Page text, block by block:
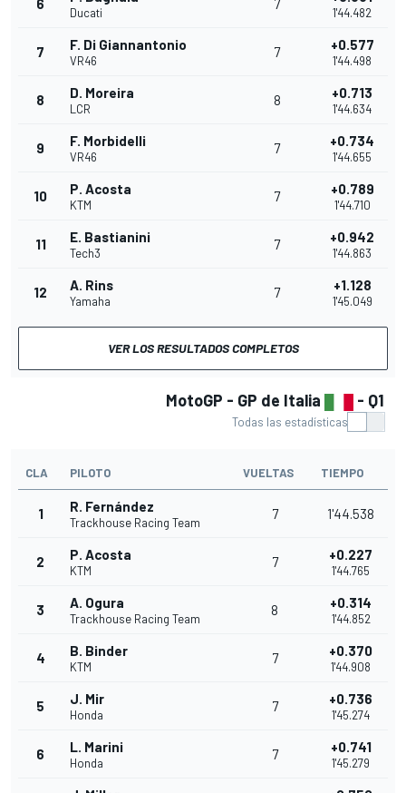
6
Ducati
7
1'44.482
7 F. Di Giannantonio
VR46
7 +0.577
1'44.498
8 D. Moreira
LCR
8 +0.713
1'44.634
9 F. Morbidelli
VR46
7 +0.734
1'44.655
10 P. Acosta
KTM
7 +0.789
1'44.710
11 E. Bastianini
Tech3
7 +0.942
1'44.863
12 A. Rins
Yamaha
7 +1.128
1'45.049
VER LOS RESULTADOS COMPLETOS
MotoGP - GP de Italia - Q1
Todas las estadísticas
CLA PILOTO VUELTAS TIEMPO
1 R. Fernández
Trackhouse Racing Team
7 1'44.538
2 P. Acosta
KTM
7 +0.227
1'44.765
3 A. Ogura
Trackhouse Racing Team
8 +0.314
1'44.852
4 B. Binder
KTM
7 +0.370
1'44.908
5 J. Mir
Honda
7 +0.736
1'45.274
6 L. Marini
Honda
7 +0.741
1'45.279